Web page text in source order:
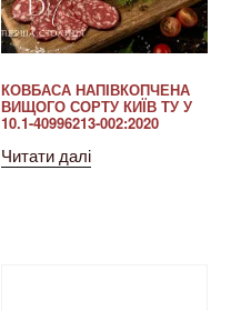
КОВБАСА НАПІВКОПЧЕНА
ВИЩОГО СОРТУ КИЇВ ТУ У
10.1-40996213-002:2020
Читати далі